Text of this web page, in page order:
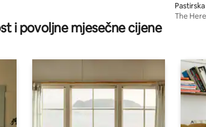
The
i povoljne mjesečne cijene